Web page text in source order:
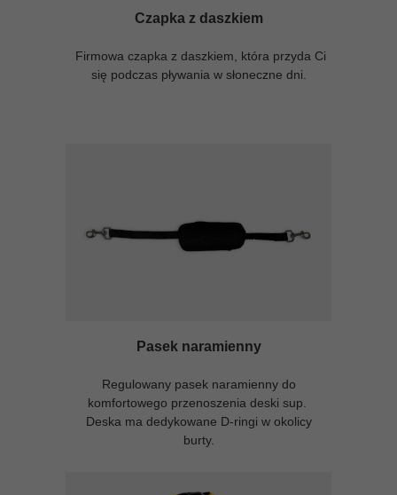
Czapka z daszkiem
Firmowa czapka z daszkiem, która przyda Ci
się podczas pływania w słoneczne dni.
Pasek naramienny
Regulowany pasek naramienny do
komfortowego przenoszenia deski sup.
Deska ma dedykowane D-ringi w okolicy
burty.